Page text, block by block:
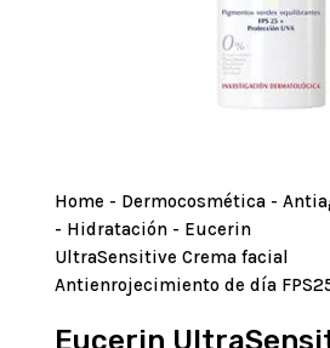
Home - Dermocosmética-
- Hidratación- Eucerin
UltraSensitive Crema facial
Antienrojecimiento de día
Eucerin